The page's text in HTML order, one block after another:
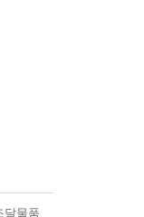
달물품